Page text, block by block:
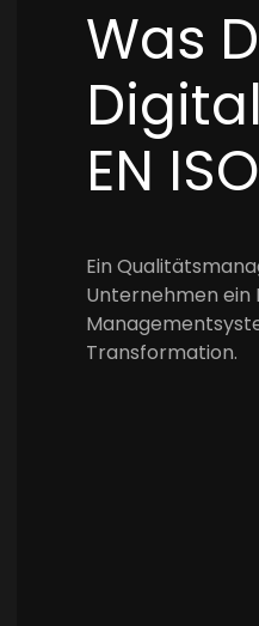
Was
EN
Ein
Unternehmen ein
Transformation.